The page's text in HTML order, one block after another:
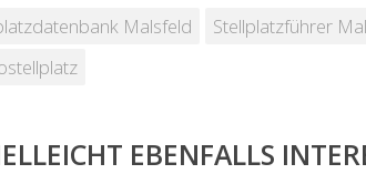
Malsfeld Stellplatzführer
EBENFALLS